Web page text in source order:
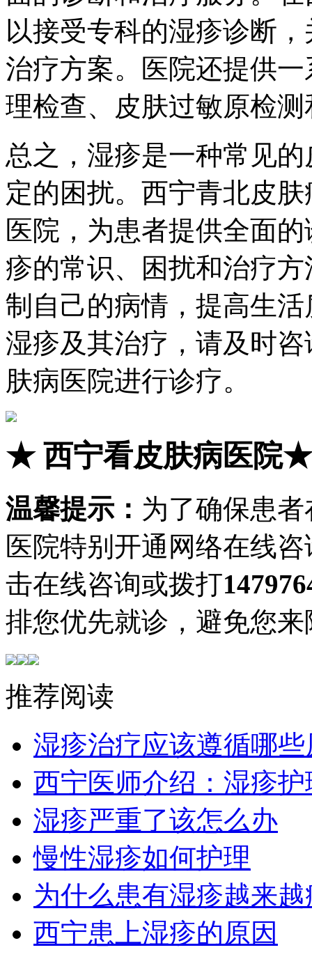
以接受专科的湿疹诊断
治疗方案。医院还提供
理检查、皮肤过敏原检
总之，湿疹是一种常见
定的困扰。西宁青北皮
医院，为患者提供全面
疹的常识、困扰和治疗
制自己的病情，提高生
湿疹及其治疗，请及时
肤病医院进行诊疗。
★西宁看皮肤病医院★
温馨提示： 为了确保患
医院特别开通网络在线
击在线咨询或拨打
排您优先就诊，避免您
推荐阅读
湿疹治疗应该遵循哪些
西宁医师介绍：湿疹
湿疹严重了该怎么办
慢性湿疹如何护理
为什么患有湿疹越来越
西宁患上湿疹的原因